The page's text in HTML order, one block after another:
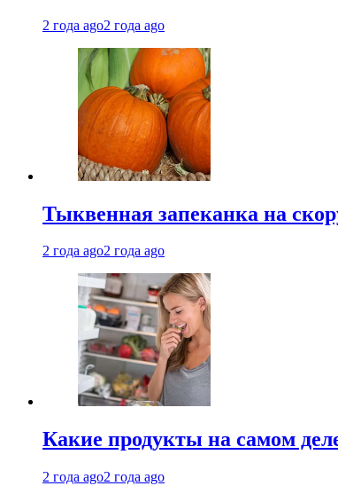
2 года ago2 года ago
Тыквенная запеканка на
2 года ago2 года ago
Какие продукты на самом
2 года ago2 года ago